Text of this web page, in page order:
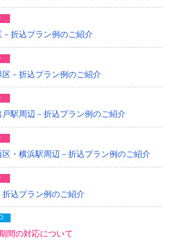
折込プラン例のご紹介
－折込プラン例のご紹介
駅周辺－折込プラン例のご紹介
・横浜駅周辺－折込プラン例のご紹介
込プラン例のご紹介
間の対応について